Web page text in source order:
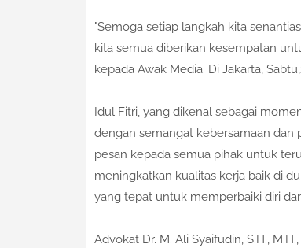
"Semoga setiap langkah kita
kita semua diberikan kesempatan
kepada Awak Media. Di Jakarta,
Idul Fitri, yang dikenal sebagai
dengan semangat kebersamaan dan
pesan kepada semua pihak untuk
meningkatkan kualitas kerja baik di
yang tepat untuk memperbaiki diri
Advokat Dr. M. Ali Syaifudin, S.H.,